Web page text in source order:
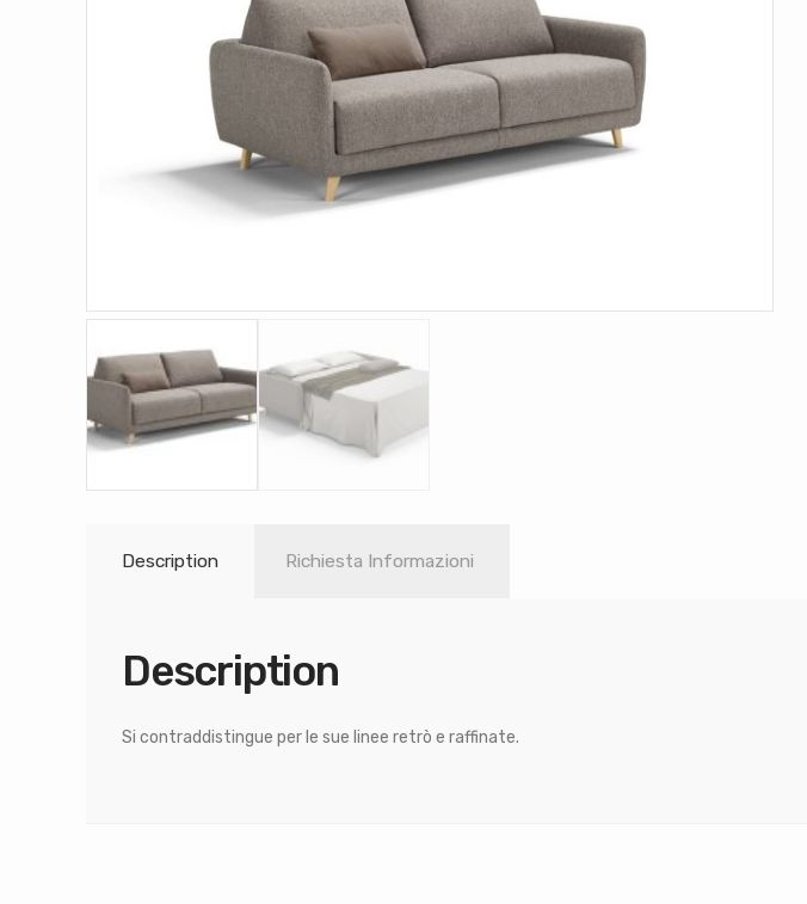
Description Richiesta Informazioni
Description
Si contraddistingue per le sue linee retrò e raffinate.